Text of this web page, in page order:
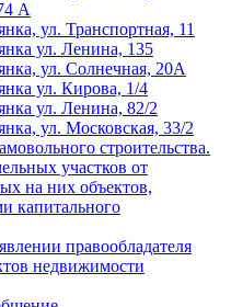
А
ул. Транспортная, 11
ул. Ленина, 135
ул. Солнечная, 20А
ул. Кирова, 1/4
ул. Ленина, 82/2
ул. Московская, 33/2
строительства.
участков от
на них объектов,
капитального
правообладателя
недвижимости